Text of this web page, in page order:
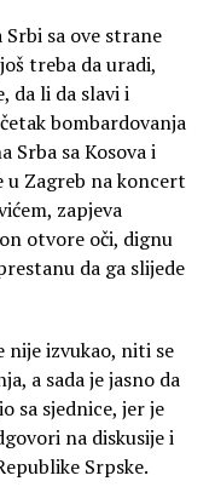
sa ove strane
treba da uradi,
da li da slavi i
bombardovanja
Srba sa Kosova i
u Zagreb na koncert
zapjeva
otvore oči, dignu
da ga slijede
nije izvukao, niti se
a sada je jasno da
sa sjednice, jer je
na diskusije i
Srpske.